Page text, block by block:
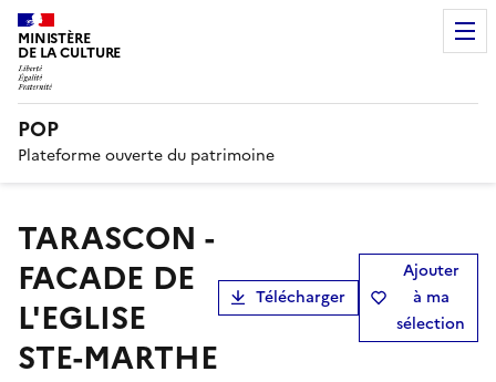
MINISTÈRE
DE LA CULTURE
POP
Plateforme ouverte du patrimoine
TARASCON -
FACADE DE
L'EGLISE
STE-MARTHE
Télécharger
Ajouter
à ma
sélection